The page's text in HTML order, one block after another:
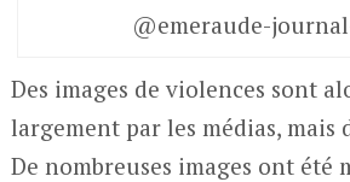
@emeraude-
Des images de violences sont
largement par les médias, mais
De nombreuses images ont été